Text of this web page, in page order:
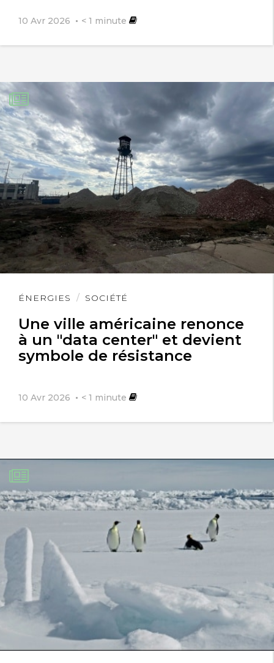
10 Avr 2026 < 1 minute
ÉNERGIES SOCIÉTÉ
Une ville américaine renonce
à un "data center" et devient
symbole de résistance
10 Avr 2026 < 1 minute
Lire